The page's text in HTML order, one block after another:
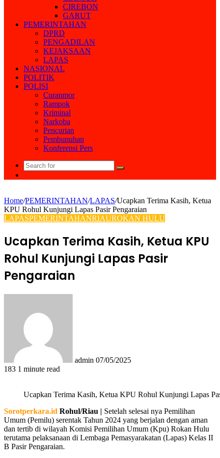
CIREBON
GARUT
PEMERINTAHAN
DPRD
PENGADILAN
KEJAKSAAN
LAPAS
NASIONAL
POLITIK
POLISI
Curanmor
Rampok
Kriminal
Narkoba
Pencurian
Pembunuhan
Konferensi Pers
Search
for
Home/PEMERINTAHAN/LAPAS/Ucapkan Terima Kasih, Ketua
KPU Rohul Kunjungi Lapas Pasir Pengaraian
LAPASPEMERINTAHANRIAUROKAN HULU
Ucapkan Terima Kasih, Ketua KPU
Rohul Kunjungi Lapas Pasir
Pengaraian
admin 07/05/2025
183 1 minute read
Ucapkan Terima Kasih, Ketua KPU Rohul Kunjungi Lapas
Sorotperkara.id Rohul/Riau | Setelah selesai nya Pemilihan
Umum (Pemilu) serentak Tahun 2024 yang berjalan dengan aman
dan tertib di wilayah Komisi Pemilihan Umum (Kpu) Rokan Hulu
terutama pelaksanaan di Lembaga Pemasyarakatan (Lapas) Kelas II
B Pasir Pengaraian.